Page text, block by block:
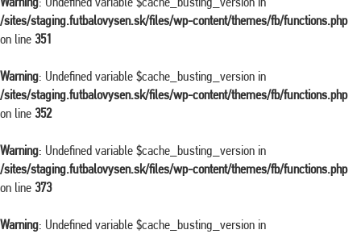
/sites/staging.futbalovysen.sk/files/wp-content/themes/fb/functions.php
on line 351
Warning: Undefined variable $cache_busting_version in
/sites/staging.futbalovysen.sk/files/wp-content/themes/fb/functions.php
on line 352
Warning: Undefined variable $cache_busting_version in
/sites/staging.futbalovysen.sk/files/wp-content/themes/fb/functions.php
on line 373
Warning: Undefined variable $cache_busting_version in